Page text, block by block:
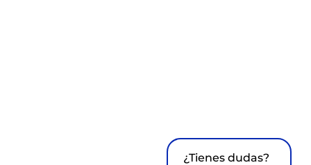
¿Tienes dudas?